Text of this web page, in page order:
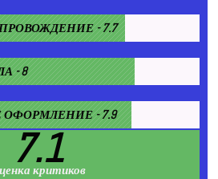
- 7.7
- 8
- 7.9
7.1
критиков